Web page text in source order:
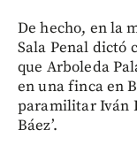
De hecho, en la
Sala Penal dictó
que Arboleda
en una finca en
paramilitar Iván
Báez’.